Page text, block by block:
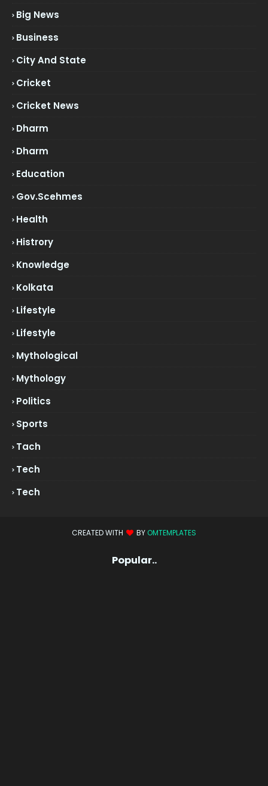
Big News
Business
City And State
Cricket
Cricket News
Dharm
Dharm
Education
Gov.scehmes
Health
Histrory
Knowledge
Kolkata
Lifestyle
Lifestyle
Mythological
Mythology
Politics
Sports
Tach
Tech
Tech
CREATED WITH BY OMTEMPLATES
Popular..